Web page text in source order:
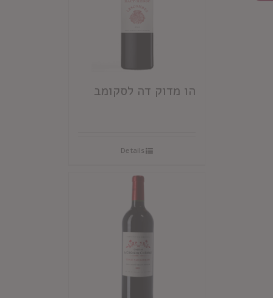
הו מדוק דה לסקומב
Details